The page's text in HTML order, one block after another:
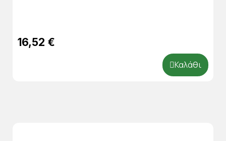
16,52 €
Καλάθι